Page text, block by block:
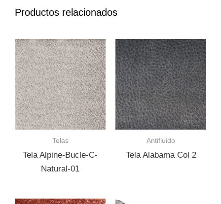
Productos relacionados
Telas
Tela Alpine-Bucle-C-
Natural-01
Antifluido
Tela Alabama Col 2